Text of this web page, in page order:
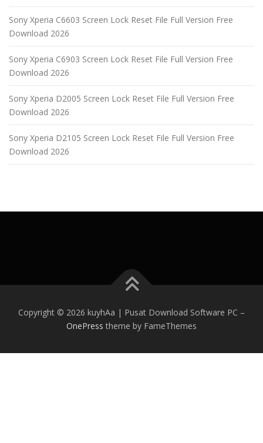
Sony Xperia C6603 Screen Lock Reset File Full Version Free
Download 2026
Sony Xperia C6903 Screen Lock Reset File Full Version Free
Download 2026
Sony Xperia D2005 Screen Lock Reset File Full Version Free
Download 2026
Sony Xperia D2105 Screen Lock Reset File Full Version Free
Download 2026
Copyright © 2026 kuyhAa | Pusat Download Software PC –
OnePress theme by FameThemes